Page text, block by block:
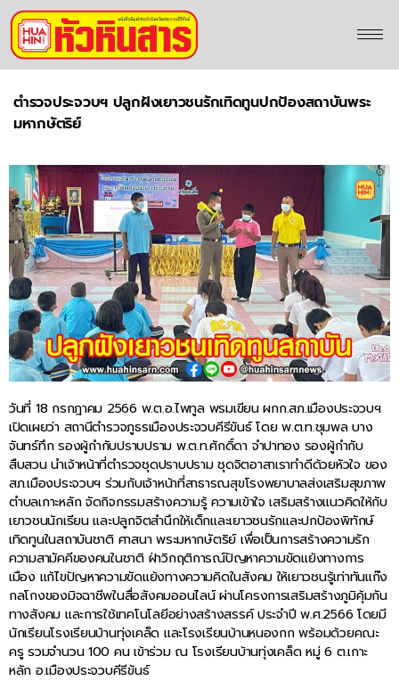
ตำรวจประจวบฯ ปลูกฝังเยาวชนรักเทิดทูนปกป้องสถาบันพระ
มหากษัตริย์
วันที่ 18 กรกฎาคม 2566 พ.ต.อ.ไพทูล พรมเขียน ผกก.สภ.เมืองประจวบฯ
เปิดเผยว่า สถานีตำรวจภูธรเมืองประจวบคีรีขันธ์ โดย พ.ต.ท.ชุมพล บาง
จันทร์ทึก รองผู้กำกับปราบปราม พ.ต.ท.ศักดิ์ดา จำปาทอง รองผู้กำกับ
สืบสวน นำเจ้าหน้าที่ตำรวจชุดปราบปราม ชุดจิตอาสาเราทำดีด้วยหัวใจ ของ
สภ.เมืองประจวบฯ ร่วมกับเจ้าหน้าที่สาธารณสุขโรงพยาบาลส่งเสริมสุขภาพ
ตำบลเกาะหลัก จัดกิจกรรมสร้างความรู้ ความเข้าใจ เสริมสร้างแนวคิดให้กับ
เยาวชนนักเรียน และปลูกจิตสำนึกให้เด็กและเยาวชนรักและปกป้องพิทักษ์
เทิดทูนในสถาบันชาติ ศาสนา พระมหากษัตริย์ เพื่อเป็นการสร้างความรัก
ความสามัคคีของคนในชาติ ฝ่าวิกฤติการณ์ปัญหาความขัดแย้งทางการ
เมือง แก้ไขปัญหาความขัดแย้งทางความคิดในสังคม ให้เยาวชนรู้เท่าทันแก๊ง
กลโกงของมิจฉาชีพในสื่อสังคมออนไลน์ ผ่านโครงการเสริมสร้างภูมิคุ้มกัน
ทางสังคม และการใช้เทคโนโลยีอย่างสร้างสรรค์ ประจำปี พ.ศ.2566 โดยมี
นักเรียนโรงเรียนบ้านทุ่งเคล็ด และโรงเรียนบ้านหนองกก พร้อมด้วยคณะ
ครู รวมจำนวน 100 คน เข้าร่วม ณ โรงเรียนบ้านทุ่งเคล็ด หมู่ 6 ต.เกาะ
หลัก อ.เมืองประจวบคีรีขันธ์